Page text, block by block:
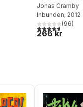
Totalt antal röster:
Jonas Cramby
Inbunden, 2012
4,7utav 5(96)
266 kr